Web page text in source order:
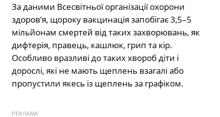
За даними Всесвітньої організації охорони
здоров’я, щороку вакцинація запобігає 3,5–5
мільйонам смертей від таких захворювань, як
дифтерія, правець, кашлюк, грип та кір.
Особливо вразливі до таких хвороб діти і
дорослі, які не мають щеплень взагалі або
пропустили якесь із щеплень за графіком.
РЕКЛАМА